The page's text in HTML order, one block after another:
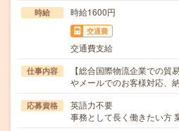
時給 時給1600円
交通費
交通費支給
仕事内容
【総合国際物流企業での貿
やメールでのお客様対応、
応募資格
英語力不要
事務として長く働きたい方